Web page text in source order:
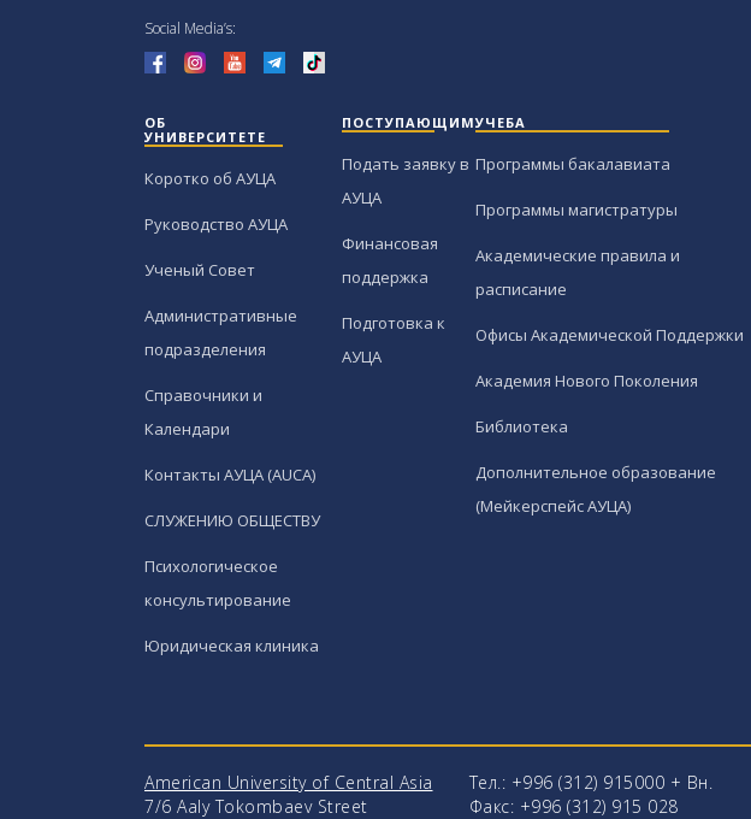
Social Media’s:
ОБ
УНИВЕРСИТЕТЕ
Коротко об АУЦА
Руководство АУЦА
Ученый Совет
Административные
подразделения
Справочники и
Календари
Контакты АУЦА (AUCA)
СЛУЖЕНИЮ ОБЩЕСТВУ
Психологическое
консультирование
Юридическая клиника
ПОСТУПАЮЩИМ
Подать заявку в
АУЦА
Финансовая
поддержка
Подготовка к
АУЦА
УЧЕБА
Программы бакалавиата
Программы магистратуры
Академические правила и
расписание
Офисы Академической Поддержки
Академия Нового Поколения
Библиотека
Дополнительное образование
(Мейкерспейс АУЦА)
American University of Central Asia
7/6 Aaly Tokombaev Street
Тел.: +996 (312) 915000 + Вн.
Факс: +996 (312) 915 028